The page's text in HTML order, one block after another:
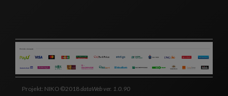
Projekt: NIKO ©2018dataWeb ver. 1.0.90